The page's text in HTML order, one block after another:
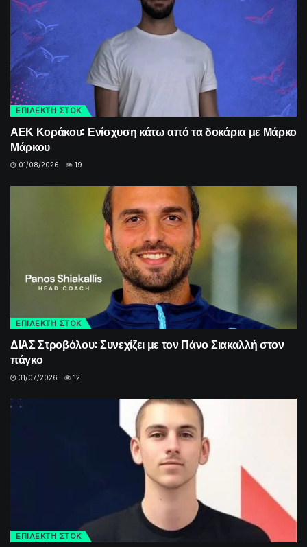
ΕΠΙΛΕΚΤΗ ΣΤΟΚ
ΑΕΚ Κοράκου: Ενίσχυση κάτω από τα δοκάρια με Μάρκο
Μάρκου
01/08/2026 19
ΕΠΙΛΕΚΤΗ ΣΤΟΚ
ΔΙΑΣ Στροβόλου: Συνεχίζει με τον Πάνο Σιακαλλή στον
πάγκο
31/07/2026 12
ΕΠΙΛΕΚΤΗ ΣΤΟΚ